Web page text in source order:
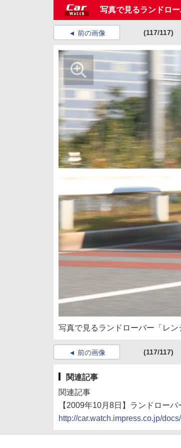
写真で見るランドロ
前の画像 (117/117)
写真で見るランドローバー「レ
前の画像 (117/117)
関連記事
関連記事
【2009年10月8日】ランドロー
http://car.watch.impress.co.jp/